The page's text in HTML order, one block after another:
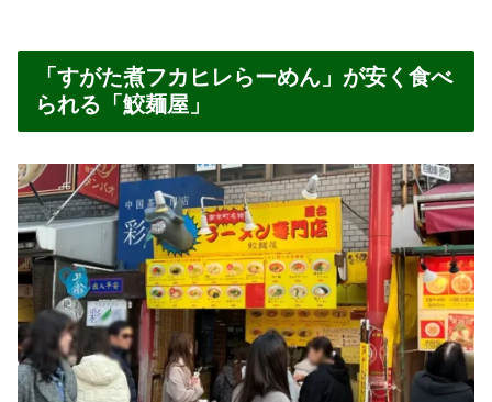
「すがた煮フカヒレらーめん」が安く食べ
られる「鮫麺屋」